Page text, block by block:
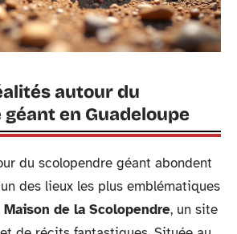
autour du
en Guadeloupe
du scolopendre géant abondent
des lieux les plus emblématiques
Maison de la Scolopendre, un site